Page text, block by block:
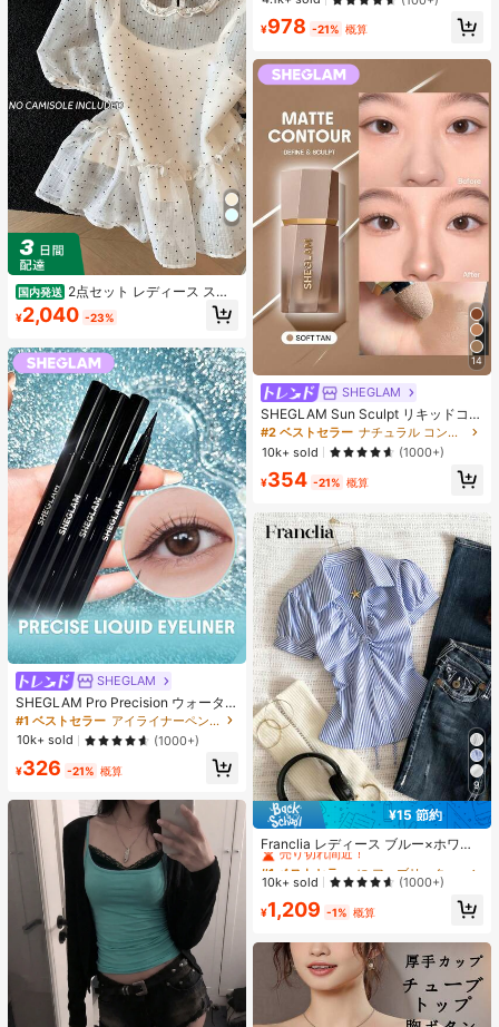
国内発送 2点セット レディース スイ
ートスタイル 水玉模様 メッシュ フ
リル パフスリーブ クロップトップ
ップス 半袖 ドット柄 ショート丈 透
け感 シースルー ガーリー 大人可愛
い フェミニン 春夏
¥2,040 -23%
SHEGLAM
SHEGLAM Pro Precision ウォータ
ープルーフリキッドアイライナー-Bl
ack 女性と女の子のためのブランド
ビューティーコスメメイクアップ
#1 ベストセラー
アイライナーペンシル アイライナー
10k+ sold
(1000+)
¥326 -21% 概算
#3 ベストセラー
に プレーン 無地のカジュアルTシャツ
売り切れ間近！
¥978 -21% 概算
14
SHEGLAM
SHEGLAM Sun Sculpt リキッドコン
ター-Soft Tan ノーズシャドウ シェ
ーディング 女性と女の子のためのブ
ランドビューティーコスメメイクア
ップ
#2 ベストセラー
ナチュラル コントゥア＆ブロンザー
10k+ sold
(1000+)
¥354 -21% 概算
9
¥15 節約
Franclia レディース ブルー×ホワイ
ト ストライプ ボタン付きシャーリン
グ Vネックシャツ 夏向け エフォート
レスシック ブラウス 通学・新学期向
け 春カジュアル
#1 ベストセラー
に ファブリック 柔らかなオフィスブラウス
売り切れ間近！
#1 ベストセラー
売り切れ間近！
#1 ベストセラー
売り切れ間近！
#1 ベストセラー
に ファブリック 柔らかなオフィスブラウス
売り切れ間近！
10k+ sold (1000+)
¥1,209 -1% 概算